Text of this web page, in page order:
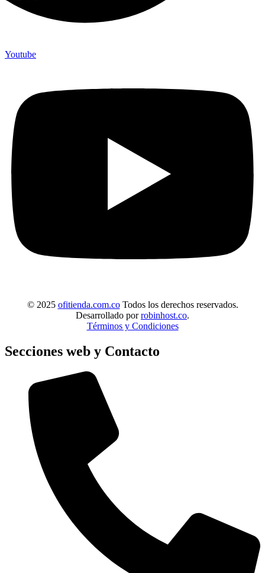
Youtube
© 2025 ofitienda.com.coTodos los derechos reservados.
Desarrollado porrobinhost.co.
Términos y Condiciones
Secciones web y Contacto